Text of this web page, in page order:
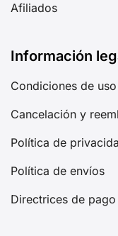
Afiliados
Información
Condiciones de uso
Cancelación y
Política de
Política de envíos
Directrices de pago